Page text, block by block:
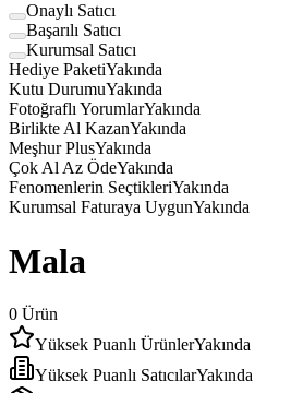
Onaylı Satıcı
Başarılı Satıcı
Kurumsal Satıcı
Hediye PaketiYakında
Kutu DurumuYakında
Fotoğraflı YorumlarYakında
Birlikte Al KazanYakında
Meşhur PlusYakında
Çok Al Az ÖdeYakında
Fenomenlerin SeçtikleriYakında
Kurumsal Faturaya UygunYakında
Mala
0 Ürün
Yüksek Puanlı ÜrünlerYakında
Yüksek Puanlı SatıcılarYakında